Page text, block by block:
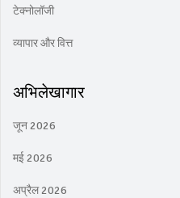
टेक्नोलॉजी
व्यापार और वित्त
अभिलेखागार
जून 2026
मई 2026
अप्रैल 2026